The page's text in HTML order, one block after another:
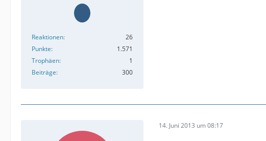
Reaktionen
26
Punkte
1.571
Trophäen
1
Beiträge
300
14. Juni 2013 um 08:17